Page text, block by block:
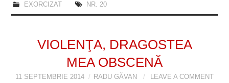
EXORCIZAT NR. 20
VIOLENŢA, DRAGOSTEA
MEA OBSCENĂ
11 SEPTEMBRIE 2014 RADU GĂVAN LEAVE A COMMENT